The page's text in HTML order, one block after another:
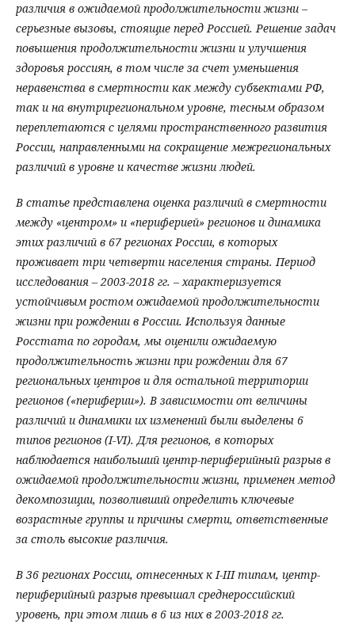
различия в ожидаемой продолжительности жизни –
серьезные вызовы, стоящие перед Россией. Решение задач
повышения продолжительности жизни и улучшения
здоровья россиян, в том числе за счет уменьшения
неравенства в смертности как между субъектами РФ,
так и на внутрирегиональном уровне, тесным образом
переплетаются с целями пространственного развития
России, направленными на сокращение межрегиональных
различий в уровне и качестве жизни людей.
В статье представлена оценка различий в смертности
между «центром» и «периферией» регионов и динамика
этих различий в 67 регионах России, в которых
проживает три четверти населения страны. Период
исследования – 2003-2018 гг. – характеризуется
устойчивым ростом ожидаемой продолжительности
жизни при рождении в России. Используя данные
Росстата по городам, мы оценили ожидаемую
продолжительность жизни при рождении для 67
региональных центров и для остальной территории
регионов («периферии»). В зависимости от величины
различий и динамики их изменений были выделены 6
типов регионов (I-VI). Для регионов, в которых
наблюдается наибольший центр-периферийный разрыв в
ожидаемой продолжительности жизни, применен метод
декомпозиции, позволивший определить ключевые
возрастные группы и причины смерти, ответственные
за столь высокие различия.
В 36 регионах России, отнесенных к I-III типам, центр-
периферийный разрыв превышал среднероссийский
уровень, при этом лишь в 6 из них в 2003-2018 гг.